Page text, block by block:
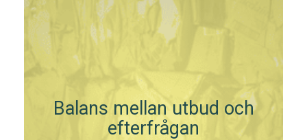
Balans mellan utbud och
efterfrågan